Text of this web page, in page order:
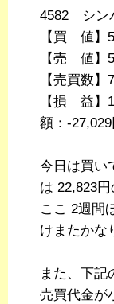
4582 シン
【買 値】
【売 値】
【売買数】
【損 益】
額：-27,029
今日は買い
は 22,823円
ここ 2週間
けまたかな
また、下記
売買代金が